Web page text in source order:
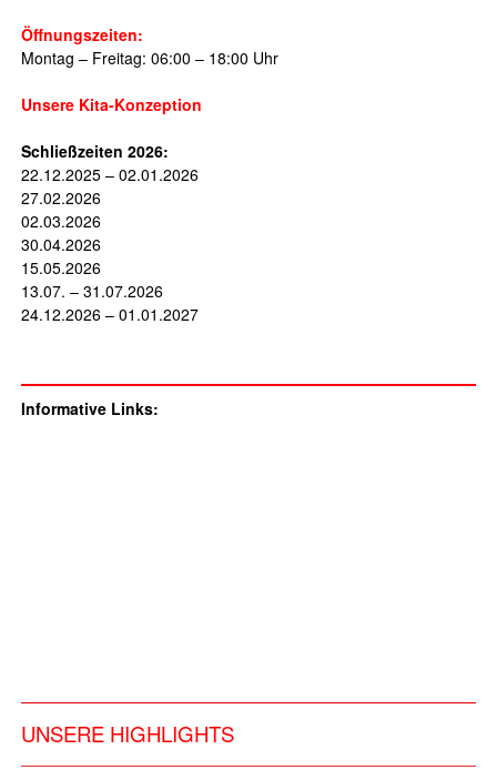
Öffnungszeiten:
Montag – Freitag: 06:00 – 18:00 Uhr
Unsere Kita-Konzeption
Schließzeiten 2026:
22.12.2025 – 02.01.2026
27.02.2026
02.03.2026
30.04.2026
15.05.2026
13.07. – 31.07.2026
24.12.2026 – 01.01.2027
Informative Links:
UNSERE HIGHLIGHTS